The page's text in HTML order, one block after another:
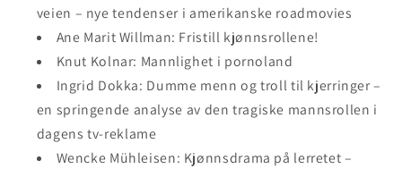
veien – nye tendenser i amerikanske roadmovies
Ane Marit Willman: Fristill kjønnsrollene!
Knut Kolnar: Mannlighet i pornoland
Ingrid Dokka: Dumme menn og troll til kjerringer –
en springende analyse av den tragiske mannsrollen i
dagens tv-reklame
Wencke Mühleisen: Kjønnsdrama på lerretet –